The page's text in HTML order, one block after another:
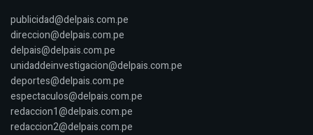
publicidad@delpais.com.pe
direccion@delpais.com.pe
delpais@delpais.com.pe
unidaddeinvestigacion@delpais.com.pe
deportes@delpais.com.pe
espectaculos@delpais.com.pe
redaccion1@delpais.com.pe
redaccion2@delpais.com.pe